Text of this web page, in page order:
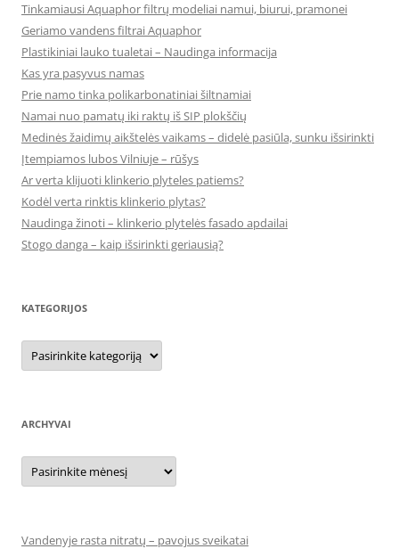
Tinkamiausi Aquaphor filtrų modeliai namui, biurui, pramonei
Geriamo vandens filtrai Aquaphor
Plastikiniai lauko tualetai – Naudinga informacija
Kas yra pasyvus namas
Prie namo tinka polikarbonatiniai šiltnamiai
Namai nuo pamatų iki raktų iš SIP plokščių
Medinės žaidimų aikštelės vaikams – didelė pasiūla, sunku išsirinkti
Įtempiamos lubos Vilniuje – rūšys
Ar verta klijuoti klinkerio plyteles patiems?
Kodėl verta rinktis klinkerio plytas?
Naudinga žinoti – klinkerio plytelės fasado apdailai
Stogo danga – kaip išsirinkti geriausią?
KATEGORIJOS
Kategorijos
ARCHYVAI
Archyvai
Vandenyje rasta nitratų – pavojus sveikatai